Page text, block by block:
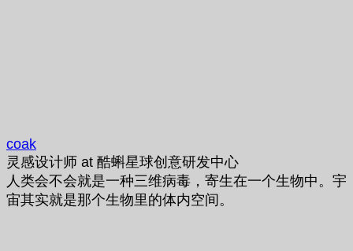
coak
灵感设计师 at 酷蝌星球创意研发中心
人类会不会就是一种三维病毒，寄生在一个生物中。宇
宙其实就是那个生物里的体内空间。